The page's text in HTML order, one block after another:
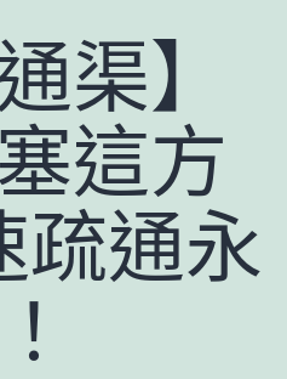
渠】
這方
疏通永